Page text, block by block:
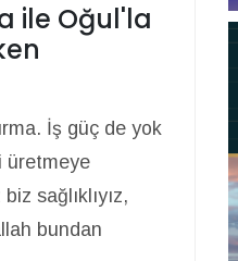
ile Oğul'la
İş güç de yok
üretmeye
sağlıklıyız,
bundan